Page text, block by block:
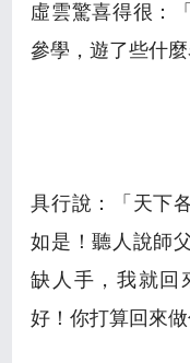
虛雲驚喜得很：
參學，遊了些什
具行說：「天下
如是！聽人說師
缺人手，我就回
好！你打算回來做